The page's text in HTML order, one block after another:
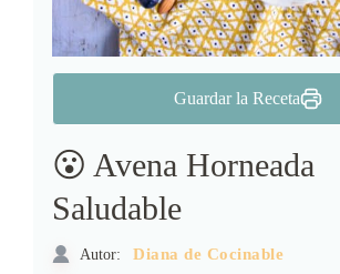
Guardar la Receta
😮 Avena Horneada
Saludable
Autor:
Diana de Cocinable